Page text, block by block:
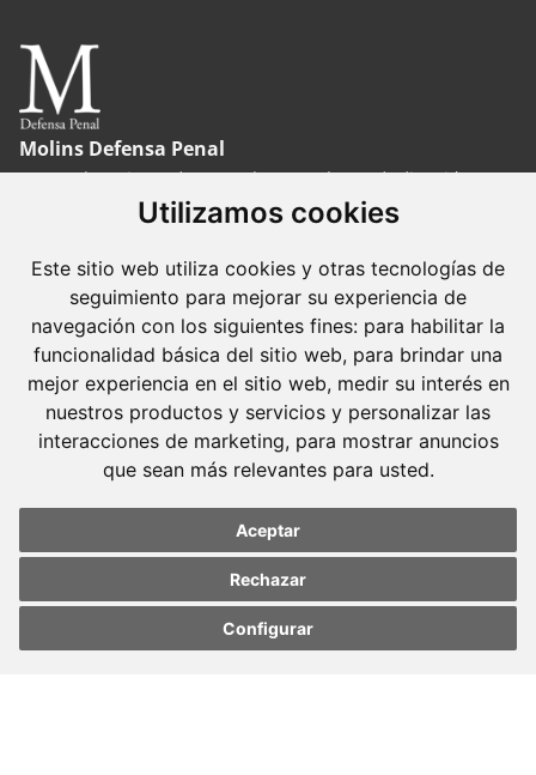
Utilizamos cookies
Este sitio web utiliza cookies y otras tecnologías de
seguimiento para mejorar su experiencia de
navegación con los siguientes fines: para habilitar la
funcionalidad básica del sitio web, para brindar una
mejor experiencia en el sitio web, medir su interés en
nuestros productos y servicios y personalizar las
interacciones de marketing, para mostrar anuncios
que sean más relevantes para usted.
Aceptar
Rechazar
Configurar
preferences
preferences
Molins Defensa Penal
es una boutique de Derecho Penal con dedicación
Barcelona
Avda. Diagonal, 399 Planta 1
08008 Barcelona
Tel. +34 934 152 244
Fax. +34 934 160 693
Tel. +34 913 103 008
Fax. +34 913 915 158